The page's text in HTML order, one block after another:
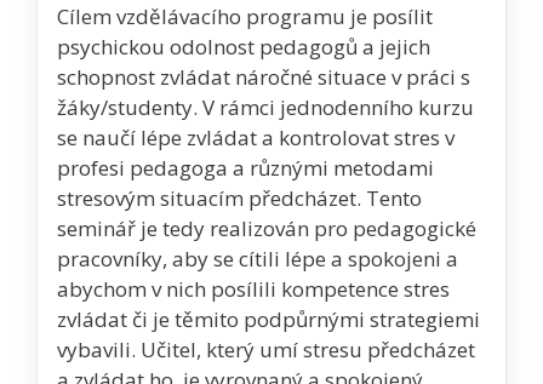
Cílem vzdělávacího programu je posílit
psychickou odolnost pedagogů a jejich
schopnost zvládat náročné situace v práci s
žáky/studenty. V rámci jednodenního kurzu
se naučí lépe zvládat a kontrolovat stres v
profesi pedagoga a různými metodami
stresovým situacím předcházet. Tento
seminář je tedy realizován pro pedagogické
pracovníky, aby se cítili lépe a spokojeni a
abychom v nich posílili kompetence stres
zvládat či je těmito podpůrnými strategiemi
vybavili. Učitel, který umí stresu předcházet